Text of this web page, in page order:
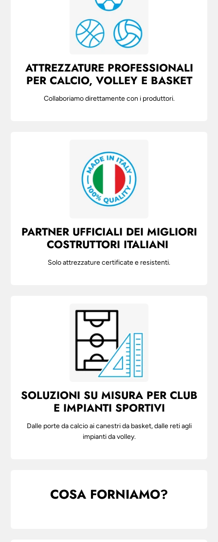
ATTREZZATURE PROFESSIONALI
PER CALCIO, VOLLEY E BASKET
Collaboriamo direttamente con i produttori.
PARTNER UFFICIALI DEI MIGLIORI
COSTRUTTORI ITALIANI
Solo attrezzature certificate e resistenti.
SOLUZIONI SU MISURA PER CLUB
E IMPIANTI SPORTIVI
Dalle porte da calcio ai canestri da basket, dalle reti agli
impianti da volley.
COSA FORNIAMO?